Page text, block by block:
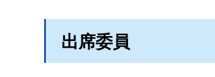
出席委員